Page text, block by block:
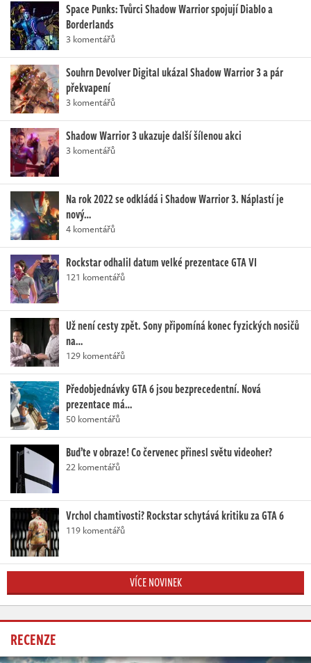
Space Punks: Tvůrci Shadow Warrior spojují Diablo a
Borderlands
3 komentářů
Souhrn Devolver Digital ukázal Shadow Warrior 3 a pár
překvapení
3 komentářů
Shadow Warrior 3 ukazuje další šílenou akci
3 komentářů
Na rok 2022 se odkládá i Shadow Warrior 3. Náplastí je
nový…
4 komentářů
Rockstar odhalil datum velké prezentace GTA VI
121 komentářů
Už není cesty zpět. Sony připomíná konec fyzických nosičů
na…
129 komentářů
Předobjednávky GTA 6 jsou bezprecedentní. Nová
prezentace má…
50 komentářů
Buďte v obraze! Co červenec přinesl světu videoher?
22 komentářů
Vrchol chamtivosti? Rockstar schytává kritiku za GTA 6
119 komentářů
VÍCE NOVINEK
RECENZE